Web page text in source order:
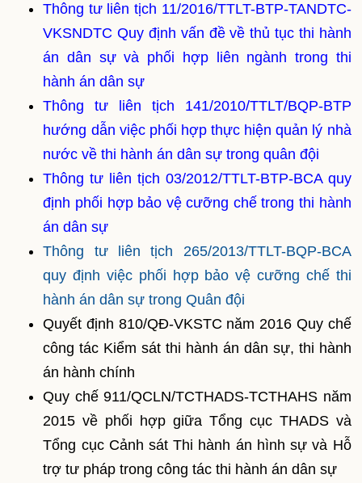
Thông tư liên tịch 11/2016/TTLT-BTP-TANDTC-
VKSNDTC Quy định vấn đề về thủ tục thi hành
án dân sự và phối hợp liên ngành trong thi
hành án dân sự
Thông tư liên tịch 141/2010/TTLT/BQP-BTP
hướng dẫn việc phối hợp thực hiện quản lý nhà
nước về thi hành án dân sự trong quân đội
Thông tư liên tịch 03/2012/TTLT-BTP-BCA quy
định phối hợp bảo vệ cưỡng chế trong thi hành
án dân sự
Thông tư liên tịch 265/2013/TTLT-BQP-BCA
quy định việc phối hợp bảo vệ cưỡng chế thi
hành án dân sự trong Quân đội
Quyết định 810/QĐ-VKSTC năm 2016 Quy chế
công tác Kiểm sát thi hành án dân sự, thi hành
án hành chính
Quy chế 911/QCLN/TCTHADS-TCTHAHS năm
2015 về phối hợp giữa Tổng cục THADS và
Tổng cục Cảnh sát Thi hành án hình sự và Hỗ
trợ tư pháp trong công tác thi hành án dân sự